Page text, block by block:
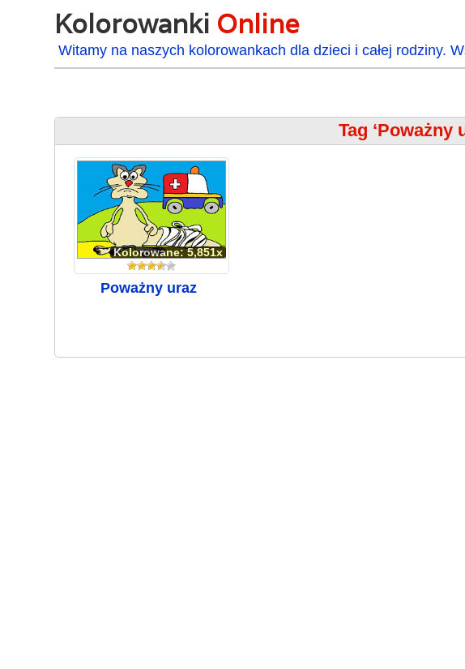
Kolorowanki Online
Witamy na naszych kolorowankach dla dzieci i całej rodziny.
Tag ‘Poważny
Kolorowane: 5,851x
Poważny uraz